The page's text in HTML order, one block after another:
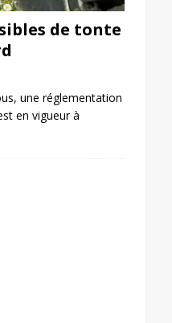
de tonte
une réglementation
en vigueur à